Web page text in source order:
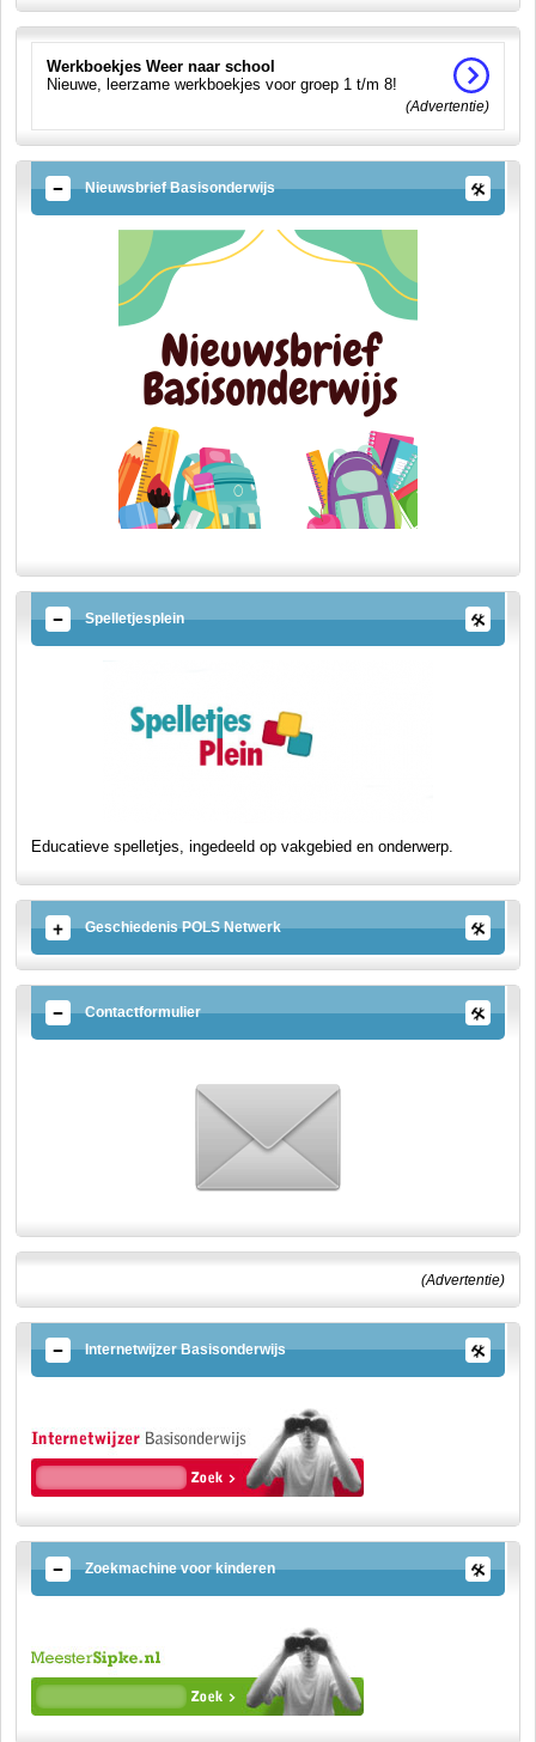
Werkboekjes Weer naar school
Nieuwe, leerzame werkboekjes voor groep 1 t/m 8!
(Advertentie)
Nieuwsbrief Basisonderwijs
Spelletjesplein
Educatieve spelletjes, ingedeeld op vakgebied en onderwerp.
Geschiedenis POLS Netwerk
Contactformulier
(Advertentie)
Internetwijzer Basisonderwijs
Zoekmachine voor kinderen